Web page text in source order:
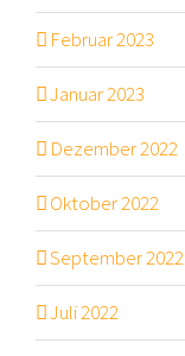
Februar 2023
Januar 2023
Dezember 2022
Oktober 2022
September 2022
Juli 2022